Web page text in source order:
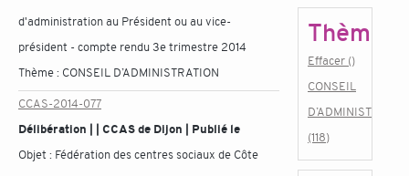
d'administration au Président ou au vice-
président - compte rendu 3e trimestre 2014
Thème : CONSEIL D’ADMINISTRATION
CCAS-2014-077
Délibération | | CCAS de Dijon | Publié le
Objet : Fédération des centres sociaux de Côte
Thème
Effacer ()
CONSEIL
(118)